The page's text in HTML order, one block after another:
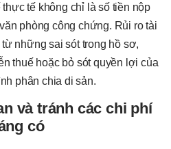
tế không chỉ là số tiền nộp
phòng công chứng. Rủi ro tài
những sai sót trong hồ sơ,
thuế hoặc bỏ sót quyền lợi của
phân chia di sản.
và tránh các chi phí
có